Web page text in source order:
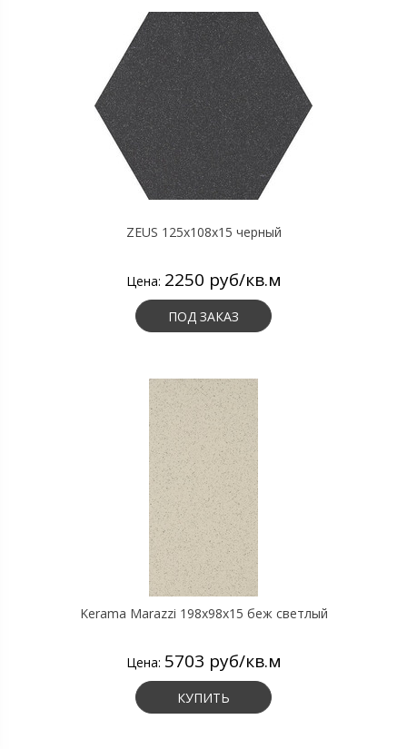
ZEUS 125x108x15 черный
Цена: 2250 руб/кв.м
ПОД ЗАКАЗ
Kerama Marazzi 198x98x15 беж светлый
Цена: 5703 руб/кв.м
КУПИТЬ